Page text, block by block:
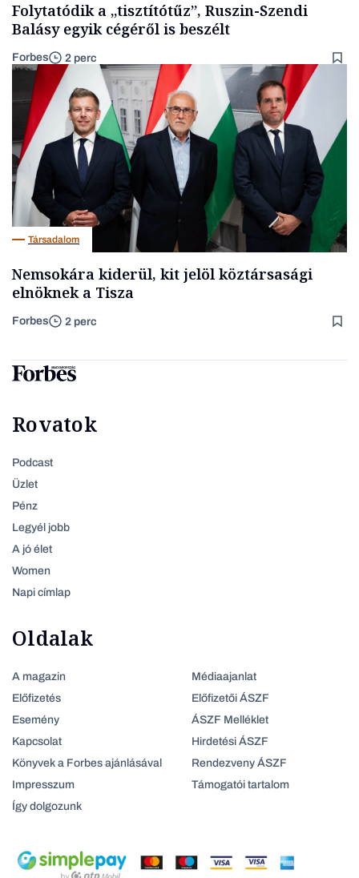
Folytatódik a „tisztítótűz”, Ruszin-Szendi
Balásy egyik cégéről is beszélt
Forbes 2 perc
Társadalom
Nemsokára kiderül, kit jelöl köztársasági
elnöknek a Tisza
Forbes 2 perc
Rovatok
Podcast
Üzlet
Pénz
Legyél jobb
A jó élet
Women
Napi címlap
Oldalak
A magazin
Előfizetés
Esemény
Kapcsolat
Könyvek a Forbes ajánlásával
Impresszum
Így dolgozunk
Médiaajanlat
Előfizetői ÁSZF
ÁSZF Melléklet
Hirdetési ÁSZF
Rendezveny ÁSZF
Támogatói tartalom